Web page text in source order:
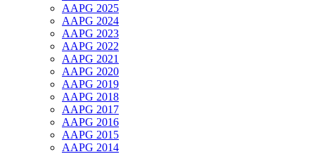
AAPG 2025
AAPG 2024
AAPG 2023
AAPG 2022
AAPG 2021
AAPG 2020
AAPG 2019
AAPG 2018
AAPG 2017
AAPG 2016
AAPG 2015
AAPG 2014